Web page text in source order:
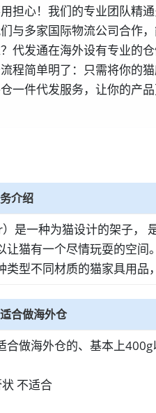
担心！我们的专业团队精
与多家国际物流公司合作
代发通在海外设有专业的
程简单明了：只需将你的
一件代发服务，让你的产
介绍
是一种为猫设计的架子，
让猫有一个尽情玩耍的空
类型不同材质的猫家具用品
合做海外仓
合做海外仓的、基本上
不适合